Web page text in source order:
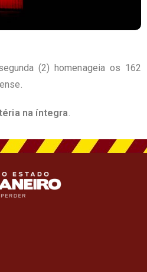
(2) homenageia os 162
na íntegra.